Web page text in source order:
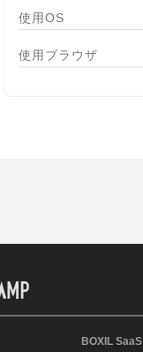
使用OS
使用ブラウザ
BOXIL SaaS